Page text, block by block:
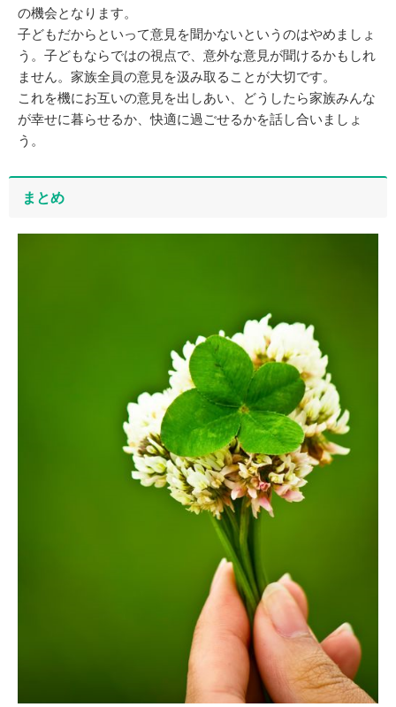
の機会となります。
子どもだからといって意見を聞かないというのはやめましょ
う。子どもならではの視点で、意外な意見が聞けるかもしれ
ません。家族全員の意見を汲み取ることが大切です。
これを機にお互いの意見を出しあい、どうしたら家族みんな
が幸せに暮らせるか、快適に過ごせるかを話し合いましょ
う。
まとめ